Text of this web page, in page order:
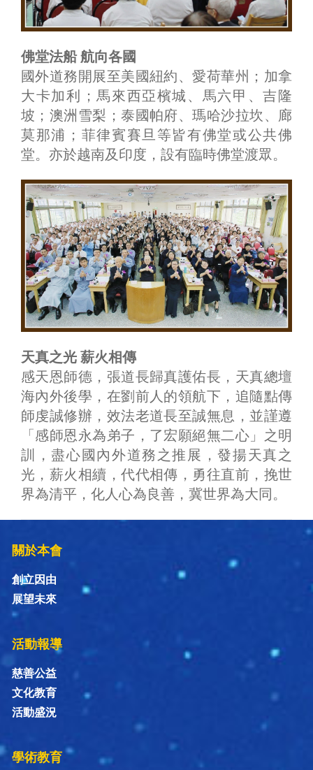
佛堂法船 航向各國
國外道務開展至美國紐約、愛荷華州；加拿
大卡加利；馬來西亞檳城、馬六甲、吉隆
坡；澳洲雪梨；泰國帕府、瑪哈沙拉坎、廊
莫那浦；菲律賓賽旦等皆有佛堂或公共佛
堂。亦於越南及印度，設有臨時佛堂渡眾。
天真之光 薪火相傳
感天恩師德，張道長歸真護佑長，天真總壇
海內外後學，在劉前人的領航下，追隨點傳
師虔誠修辦，效法老道長至誠無息，並謹遵
「感師恩永為弟子，了宏願絕無二心」之明
訓，盡心國內外道務之推展，發揚天真之
光，薪火相續，代代相傳，勇往直前，挽世
界為清平，化人心為良善，冀世界為大同。
關於本會
創立因由
展望未來
活動報導
慈善公益
文化教育
活動盛況
學術教育